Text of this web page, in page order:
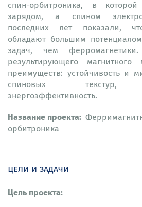
спин-орбитроника, в
зарядом, а спином
последних лет показали,
обладают большим
задач, чем
результирующего
преимуществ: устойчивость и
спиновых текстур,
энергоэффективность.
Название проекта:
орбитроника
цели и задачи
Цель проекта: